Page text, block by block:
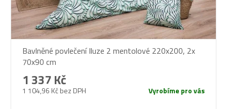
Bavlněné povlečení Iluze 2 mentolové 220x200, 2x
70x90 cm
1 104,96 Kč bez DPH
1 337 Kč
Vyrobíme pro vás